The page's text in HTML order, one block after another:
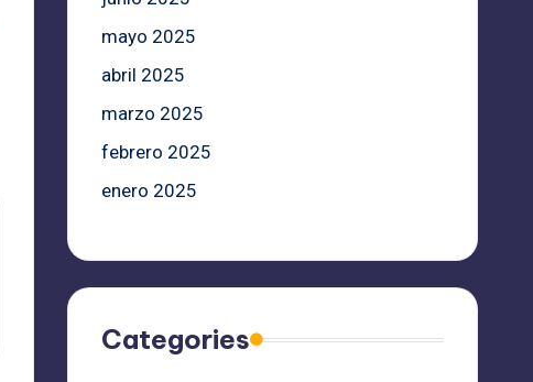
mayo 2025
abril 2025
marzo 2025
febrero 2025
enero 2025
Categories